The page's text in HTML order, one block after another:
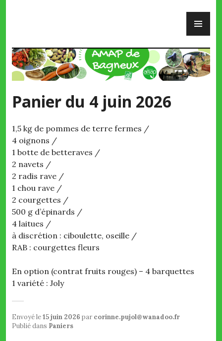
Panier du 4 juin 2026
1,5 kg de pommes de terre fermes /
4 oignons /
1 botte de betteraves /
2 navets /
2 radis rave /
1 chou rave /
2 courgettes /
500 g d’épinards /
4 laitues /
à discrétion : ciboulette, oseille /
RAB : courgettes fleurs
En option (contrat fruits rouges) – 4 barquettes
1 variété : Joly
Envoyé le15 juin 2026 par corinne.pujol@wanadoo.fr
Publié dans Paniers